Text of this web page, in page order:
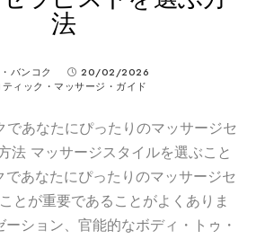
法
バンコク
20/02/2026
ティック・マッサージ・ガイド
あなたにぴったりのマッサージセ
法 マッサージスタイルを選ぶこと
であなたにぴったりのマッサージセ
とが重要であることがよくありま
ション、官能的なボディ・トゥ・